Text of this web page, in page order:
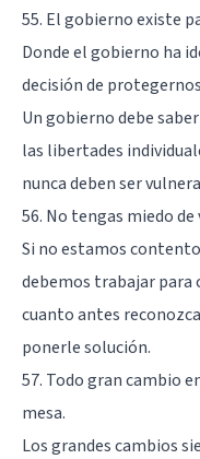
55. El gobierno existe
Donde el gobierno ha
decisión de
Un gobierno debe
las libertades
nunca deben ser
56. No tengas miedo de
Si no estamos
debemos trabajar para
cuanto antes
ponerle solución.
57. Todo gran cambio
mesa.
Los grandes cambios